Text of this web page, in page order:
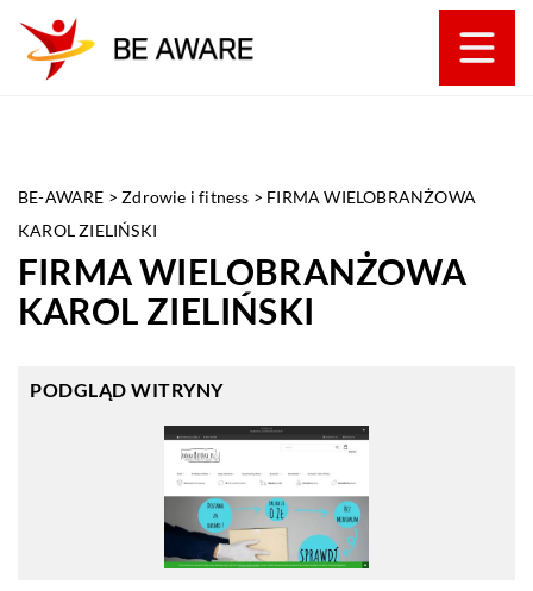
BE-AWARE >Zdrowie i fitness > FIRMA WIELOBRANŻOWA
KAROL ZIELIŃSKI
FIRMA WIELOBRANŻOWA
KAROL ZIELIŃSKI
PODGLĄD WITRYNY